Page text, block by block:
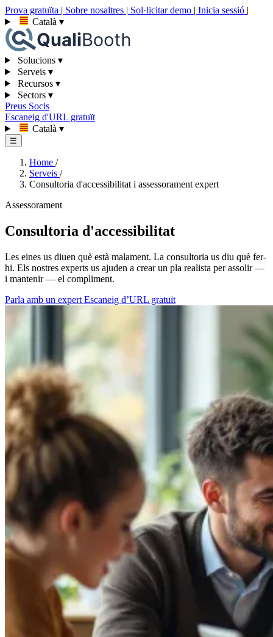
Prova gratuïta | Sobre nosaltres | Sol·licitar demo | Inicia sessió |
Català ▾
Solucions ▾
Serveis ▾
Recursos ▾
Sectors ▾
Preus Socis
Escaneig d'URL gratuït
Català ▾
☰
Home /
Serveis /
Consultoria d'accessibilitat i assessorament expert
Assessorament
Consultoria d'accessibilitat
Les eines us diuen què està malament. La consultoria us diu què fer-
hi. Els nostres experts us ajuden a crear un pla realista per assolir —
i mantenir — el compliment.
Parla amb un expert Escaneig d’URL gratuït